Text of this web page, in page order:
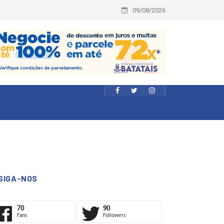
09/08/2026
NOS
70
Fans
90
Followers